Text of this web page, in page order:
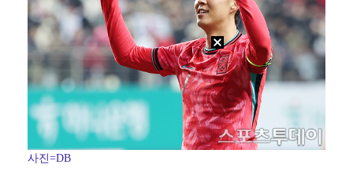
'서명관·야고 연속골' 울산, 동해안 더비서 포항 제압…
사진=DB